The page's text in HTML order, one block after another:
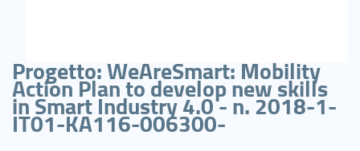
Progetto: WeAreSmart: Mobility
Action Plan to develop new skills
in Smart Industry 4.0 - n. 2018-1-
IT01-KA116-006300-